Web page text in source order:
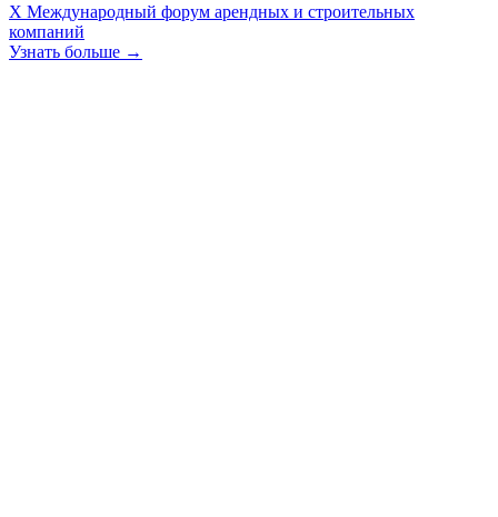
X Международный форум арендных и строительных
компаний
Узнать больше →